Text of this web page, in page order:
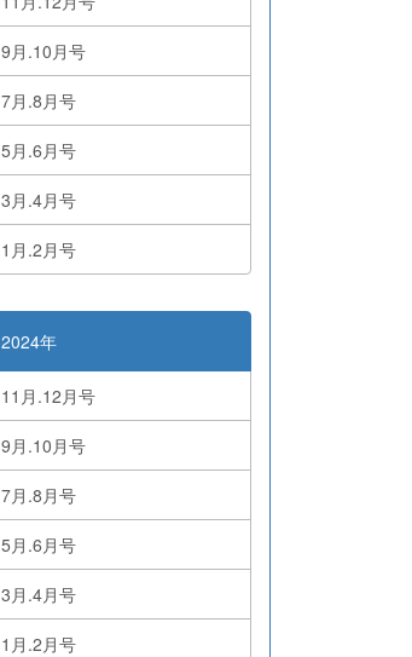
9月.10月号
7月.8月号
5月.6月号
3月.4月号
1月.2月号
2024年
11月.12月号
9月.10月号
7月.8月号
5月.6月号
3月.4月号
1月.2月号